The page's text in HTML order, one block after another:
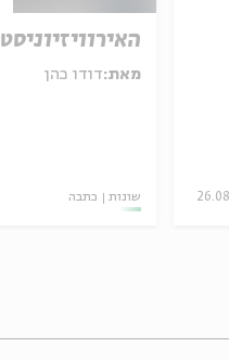
האירוויזיוניסט
מאת:דודו כהן
שונות כתבה